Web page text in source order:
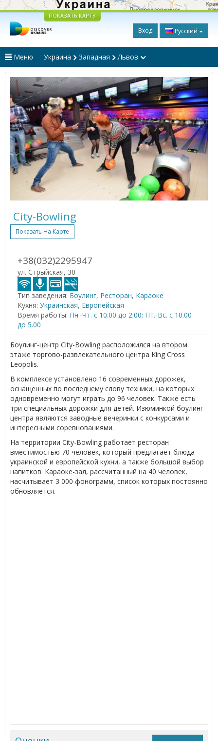
ПОКАЗАТЬ КАРТУ
Вход Русский
Меню Украина Западная Львов
City-Bowling
Показать На Карте
+38(032)2295947
ул. Стрыйская, 30
Тип заведения: Боулинг, Ресторан, Караоке
Кухня: Украинская, Европейская
Время работы: Пн.-Чт. с 10.00 до 2.00; Пт.-Вс. с 10.00
до 5.00
Боулинг-центр City-Bowling расположился на втором
этаже торгово-развлекательного центра King Cross
Leopolis.
В комплексе установлено 16 современных дорожек,
оснащенных по последнему слову техники, на которых
одновременно могут играть до 96 человек. Также есть
три специальных дорожки для детей. Изюминкой боулинг-
центра являются заводные вечеринки с конкурсами и
интересными соревнованиями.
На территории City-Bowling работает ресторан
вместимостью 70 человек, который предлагает блюда
украинской и европейской кухни, а также большой выбор
напитков. Караоке-зал, рассчитанный на 40 человек,
насчитывает 3 000 фонограмм, список которых постоянно
обновляется.